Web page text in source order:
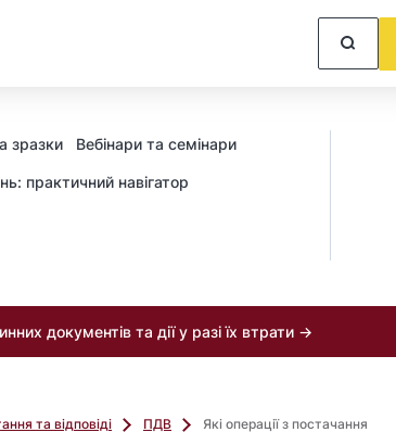
зразки Вебінари та семінари
практичний навігатор
документів та дії у разі їх втрати →
та відповіді ПДВ
Які операції з постачання